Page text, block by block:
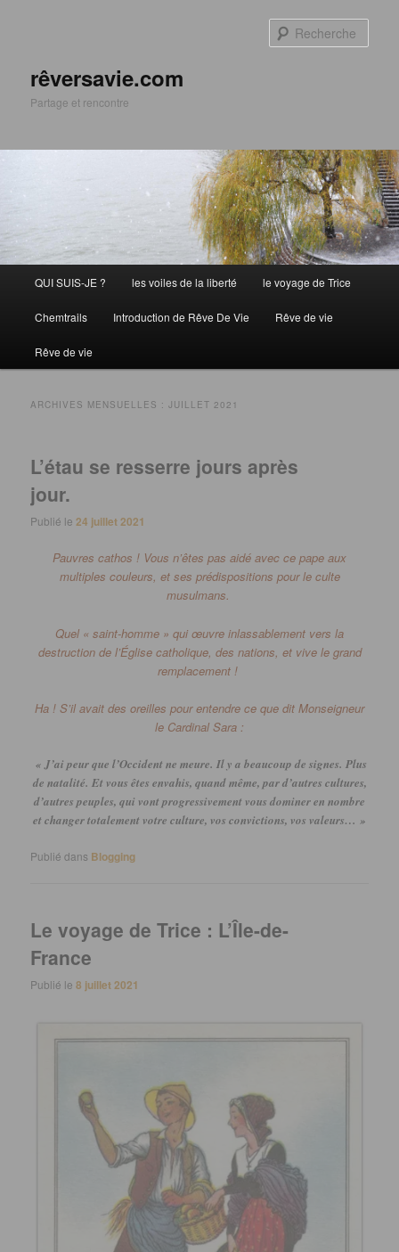
rêversavie.com
Partage et rencontre
principal
QUI SUIS-JE ? les voiles de la liberté le voyage de Trice
Chemtrails Introduction de Rêve De Vie Rêve de vie
Rêve de vie
ARCHIVES MENSUELLES :JUILLET 2021
L’étau se resserre jours après
jour.
Publié le24 juillet 2021
Pauvres cathos ! Vous n’êtes pas aidé avec ce pape aux
multiples couleurs, et ses prédispositions pour le culte
musulmans.
Quel « saint-homme » qui œuvre inlassablement vers la
destruction de l’Église catholique, des nations, et vive le grand
remplacement !
Ha ! S’il avait des oreilles pour entendre ce que dit Monseigneur
le Cardinal Sara :
« J’ai peur que l’Occident ne meure. Il y a beaucoup de signes. Plus
de natalité. Et vous êtes envahis, quand même, par d’autres cultures,
d’autres peuples, qui vont progressivement vous dominer en nombre
et changer totalement votre culture, vos convictions, vos valeurs… »
Publié dans Blogging
Le voyage de Trice : L’Île-de-
France
Publié le8 juillet 2021